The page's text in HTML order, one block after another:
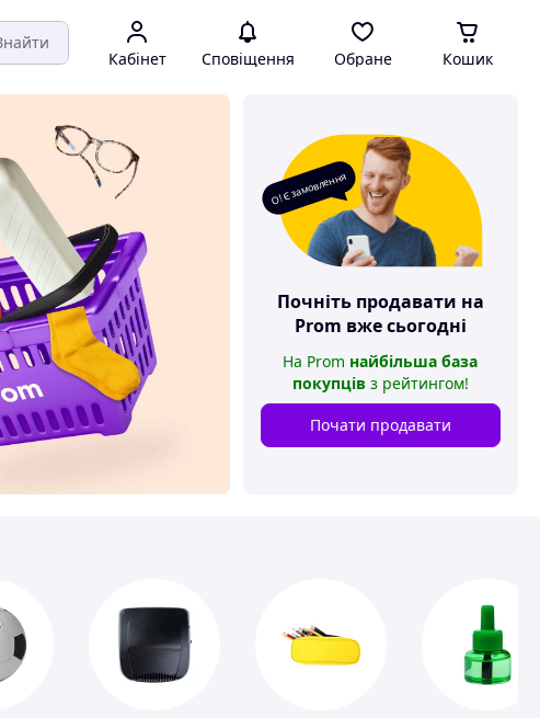
Кабінет Сповіщення Обране Кошик
О! Є замовлення
Почніть продавати на
Prom вже сьогодні
На Prom найбільша база
покупців з рейтингом!
Почати продавати